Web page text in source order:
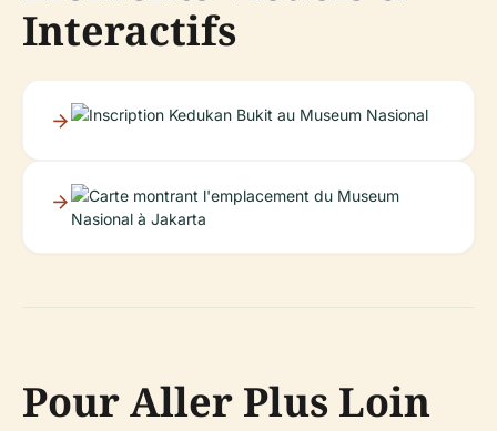
Interactifs
Pour Aller Plus Loin